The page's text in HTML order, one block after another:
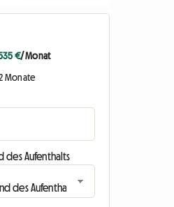
€/ Monat
Monate
des Aufenthalts